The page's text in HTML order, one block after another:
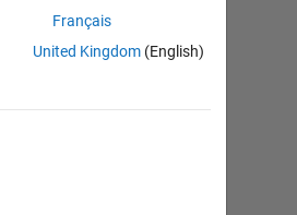
Français
United Kingdom (English)